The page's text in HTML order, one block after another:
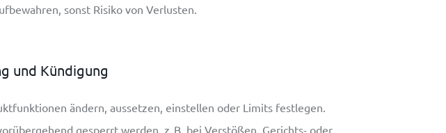
sonst Risiko von Verlusten.
und Kündigung
ändern, aussetzen, einstellen oder Limits festlegen.
gesperrt werden, z. B. bei Verstößen, Gerichts- oder